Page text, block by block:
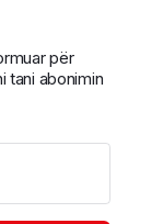
për
tani abonimin